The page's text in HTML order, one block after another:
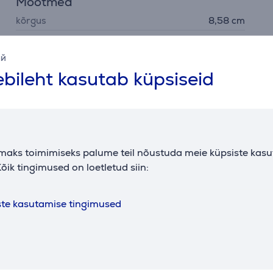
kasutab küpsiseid
toimimiseks palume teil nõustuda meie küpsiste
tingimused on loetletud siin:
kasutamise tingimused
kõrgus
8,58 cm
laius
8,6 cm
Kirjeldus
nii ruudukujuliste kui ka ümmarguste seinakarpidega,
muutes teie kodu valgustuse juhtimise mugavamaks ja